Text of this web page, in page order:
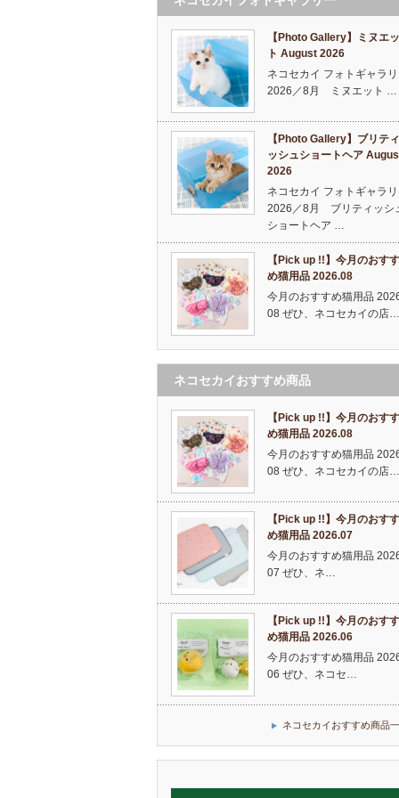
【Photo Gallery】ミヌエッ
ト August 2026
ネコセカイ フォトギャラ
2026／8月 ミヌエット …
【Photo Gallery】ブリティ
ッシュショートヘア
2026
ネコセカイ フォトギャラ
2026／8月 ブリティッシ
ショートヘア …
【Pick up !!】今月のおすす
め猫用品 2026.08
今月のおすすめ猫用品
08 ぜひ、ネコセカイの店…
ネコセカイおすすめ商品
【Pick up !!】今月のおすす
め猫用品 2026.08
今月のおすすめ猫用品
08 ぜひ、ネコセカイの店…
【Pick up !!】今月のおすす
め猫用品 2026.07
今月のおすすめ猫用品
07 ぜひ、ネ…
【Pick up !!】今月のおすす
め猫用品 2026.06
今月のおすすめ猫用品
06 ぜひ、ネコセ…
ネコセカイおすすめ商品